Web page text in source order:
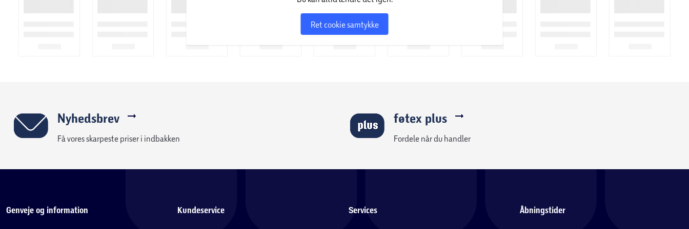
Ret cookie samtykke
Nyhedsbrev
Få vores skarpeste priser i indbakken
føtex plus
Fordele når du handler
Genveje og information Kundeservice Services Åbningstider